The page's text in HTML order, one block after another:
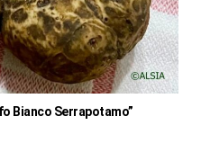
Bianco Serrapotamo”